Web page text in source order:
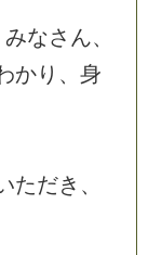
みなさ ん、
かり 、 身
ただき 、